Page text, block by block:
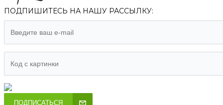
ПОДПИШИТЕСЬ НА НАШУ РАССЫЛКУ:
ПОДПИСАТЬСЯ